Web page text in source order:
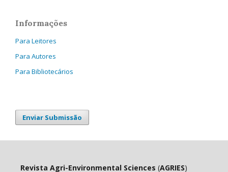
Informações
Para Leitores
Para Autores
Para Bibliotecários
Enviar Submissão
Revista Agri-Environmental Sciences (AGRIES)